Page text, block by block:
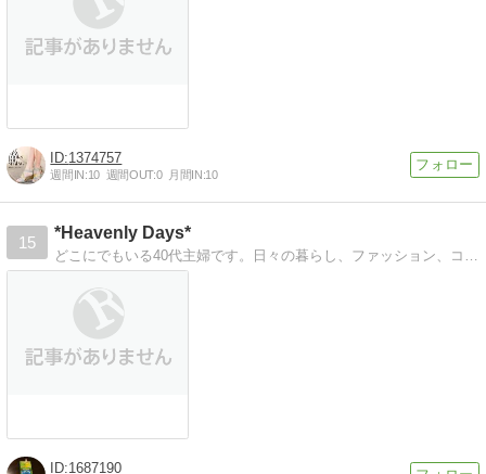
1374757
週間IN:10 週間OUT:0 月間IN:10
15
*Heavenly Days*
1687190